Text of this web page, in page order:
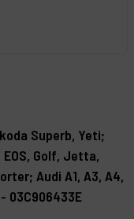
Superb, Yeti;
Golf, Jetta,
Audi A1, A3, A4,
03C906433E